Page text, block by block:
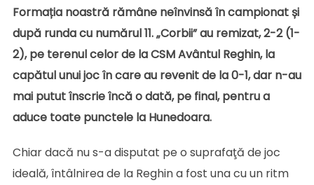
Formația noastră rămâne neînvinsă în campionat și
după runda cu numărul 11. „Corbii” au remizat, 2-2 (1-
2), pe terenul celor de la CSM Avântul Reghin, la
capătul unui joc în care au revenit de la 0-1, dar n-au
mai putut înscrie încă o dată, pe final, pentru a
aduce toate punctele la Hunedoara.
Chiar dacă nu s-a disputat pe o suprafaţă de joc
ideală, întâlnirea de la Reghin a fost una cu un ritm